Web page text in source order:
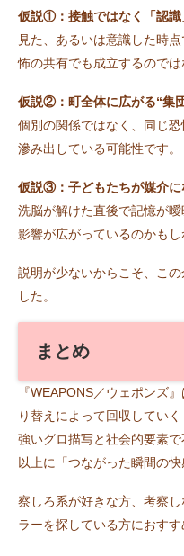
仮説①：接触ではなく「認識
見た、あるいは意識した時
怖の共有でも成立するのでは
仮説②：町全体に広がる“集
個別の関係ではなく、同じ
滲み出している可能性です。
仮説③：子どもたちが媒介に
洗脳が解けた直後で記憶が
影響が広がっているのかもし
説明が少ないからこそ、こ
した。
まとめ
『WEAPONS／ウェポンズ
り替えによって回収してい
強いグロ描写と社会的要素
以上に「つながった瞬間の
察しろ系が好きな方、考察
ラーを探している方におすす